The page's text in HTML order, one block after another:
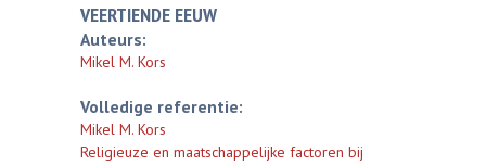
VEERTIENDE EEUW
Auteurs:
Mikel M. Kors
Volledige referentie:
Mikel M. Kors
Religieuze en maatschappelijke factoren bij